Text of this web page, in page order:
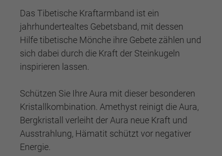
Das Tibetische Kraftarmband ist ein
jahrhundertealtes Gebetsband, mit dessen
Hilfe tibetische Mönche ihre Gebete zählen und
sich dabei durch die Kraft der Steinkugeln
inspirieren lassen.
Schützen Sie Ihre Aura mit dieser besonderen
Kristallkombination. Amethyst reinigt die Aura,
Bergkristall verleiht der Aura neue Kraft und
Ausstrahlung, Hämatit schützt vor negativer
Energie.